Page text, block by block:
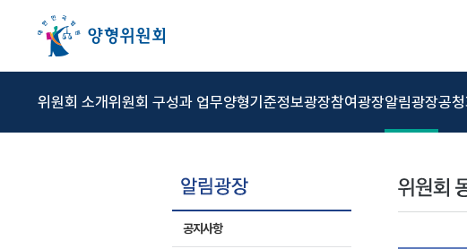
위원회 소개위원회 구성과 업무양형기준정보광장참여광장알림광장공
공지사항